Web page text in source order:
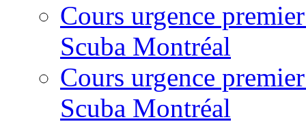
Cours urgence
Scuba Montréal
Cours urgence
Scuba Montréal